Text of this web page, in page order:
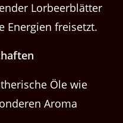
Lorbeerblätter
Energien freisetzt.
Öle wie
Aroma